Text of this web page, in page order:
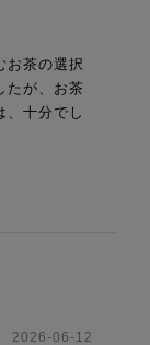
お茶の選択
たが、お茶
、十分でし
2026-06-12